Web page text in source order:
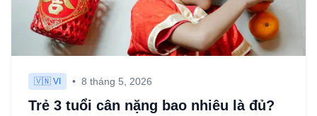
🇻🇳 VI • 8 tháng 5, 2026
Trẻ 3 tuổi cân nặng bao nhiêu là đủ?